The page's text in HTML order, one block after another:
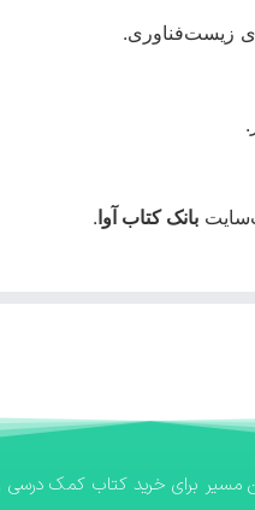
زیست‌فناوری.
بانک کتاب آوا.